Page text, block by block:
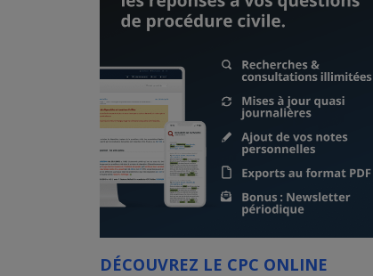
DÉCOUVREZ LE CPC ONLINE